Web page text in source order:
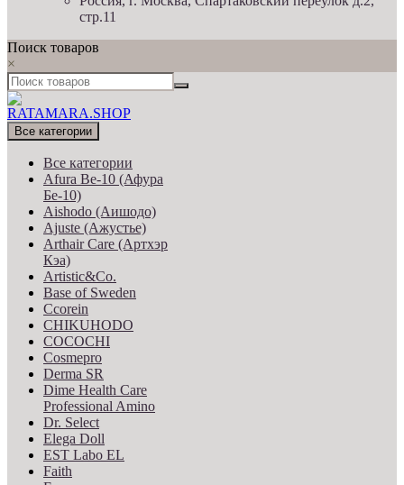
стр.11
Поиск товаров
×
Все категории
Все категории
Afura Be-10 (Афура
Бе-10)
Aishodo (Аишодо)
Ajuste (Ажустье)
Arthair Care (Артхэр
Кэа)
Artistic&Co.
Base of Sweden
Ccorein
CHIKUHODO
COCOCHI
Cosmepro
Derma SR
Dime Health Care
Professional Amino
Dr. Select
Elega Doll
EST Labo EL
Faith